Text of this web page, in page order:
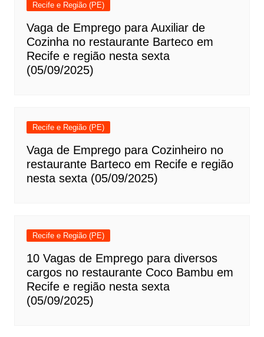
Recife e Região (PE)
Vaga de Emprego para Auxiliar de
Cozinha no restaurante Barteco em
Recife e região nesta sexta
(05/09/2025)
Recife e Região (PE)
Vaga de Emprego para Cozinheiro no
restaurante Barteco em Recife e região
nesta sexta (05/09/2025)
Recife e Região (PE)
10 Vagas de Emprego para diversos
cargos no restaurante Coco Bambu em
Recife e região nesta sexta
(05/09/2025)